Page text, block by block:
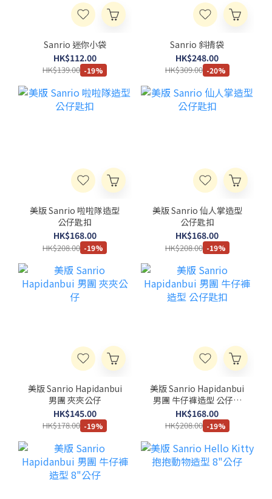
Sanrio 迷你小袋
HK$112.00
HK$139.00 -19%
Sanrio 斜揹袋
HK$248.00
HK$309.00 -20%
美版 Sanrio 啦啦隊造型
公仔匙扣
HK$168.00
HK$208.00 -19%
美版 Sanrio 仙人掌造型
公仔匙扣
HK$168.00
HK$208.00 -19%
美版 Sanrio Hapidanbui
男團 夾夾公仔
HK$145.00
HK$178.00 -19%
美版 Sanrio Hapidanbui
男團 牛仔褲造型 公仔匙
扣
HK$168.00
HK$208.00 -19%